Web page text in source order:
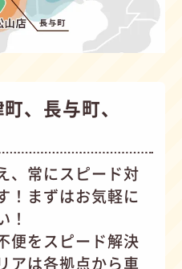
、長与町、
、常にスピード対
！まずはお気軽に
！
便をスピード解決
アは各拠点から車